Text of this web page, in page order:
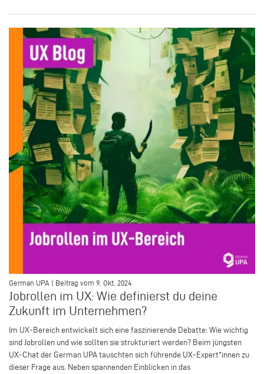
German UPA | Beitrag vom 9. Okt. 2024
Jobrollen im UX: Wie definierst du deine
Zukunft im Unternehmen?
Im UX-Bereich entwickelt sich eine faszinierende Debatte: Wie wichtig
sind Jobrollen und wie sollten sie strukturiert werden? Beim jüngsten
UX-Chat der German UPA tauschten sich führende UX-Expert*innen zu
dieser Frage aus. Neben spannenden Einblicken in das